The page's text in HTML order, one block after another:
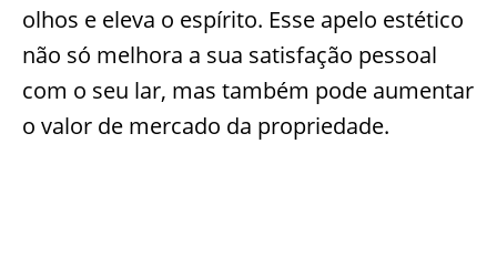
olhos e eleva o espírito. Esse apelo estético
não só melhora a sua satisfação pessoal
com o seu lar, mas também pode aumentar
o valor de mercado da propriedade.